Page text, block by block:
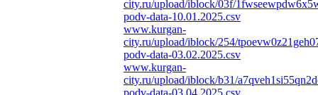
city.ru/upload/iblock/03f/
podv-data-10.01.2025.csv
www.kurgan-
city.ru/upload/iblock/254/
podv-data-03.02.2025.csv
www.kurgan-
city.ru/upload/iblock/b31/
podv-data-03.04.2025.csv